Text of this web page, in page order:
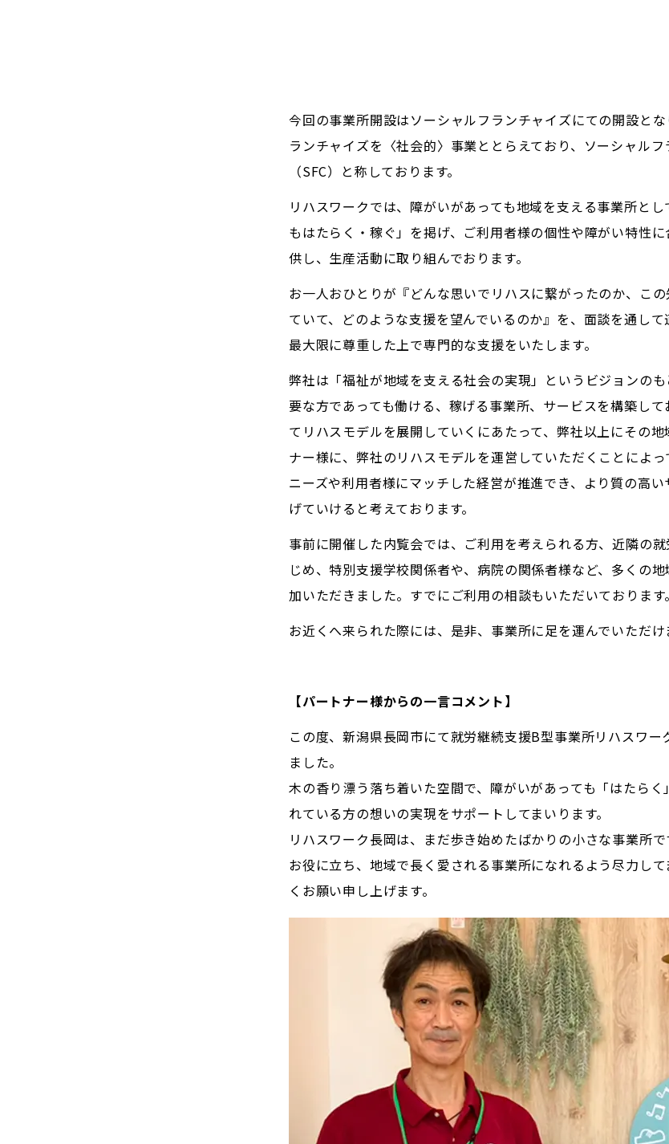
今回の事業所開設はソーシャルフランチャイズにての開設と
ランチャイズを〈社会的〉事業ととらえており、ソーシャルフ
（SFC）と称しております。
リハスワークでは、障がいがあっても地域を支える事業所と
もはたらく・稼ぐ」を掲げ、ご利用者様の個性や障がい特性
供し、生産活動に取り組んでおります。
お一人おひとりが『どんな思いでリハスに繋がったのか、こ
ていて、どのような支援を望んでいるのか』を、面談を通し
最大限に尊重した上で専門的な支援をいたします。
弊社は「福祉が地域を支える社会の実現」というビジョンの
要な方であっても働ける、稼げる事業所、サービスを構築して
てリハスモデルを展開していくにあたって、弊社以上にその
ナー様に、弊社のリハスモデルを運営していただくことによ
ニーズや利用者様にマッチした経営が推進でき、より質の高
げていけると考えております。
事前に開催した内覧会では、ご利用を考えられる方、近隣の
じめ、特別支援学校関係者や、病院の関係者様など、多くの
加いただきました。すでにご利用の相談もいただいております。
お近くへ来られた際には、是非、事業所に足を運んでいただけ
【パートナー様からの一言コメント】
この度、新潟県長岡市にて就労継続支援B型事業所リハスワー
ました。
木の香り漂う落ち着いた空間で、障がいがあっても「はたらく
れている方の想いの実現をサポートしてまいります。
リハスワーク長岡は、まだ歩き始めたばかりの小さな事業所
お役に立ち、地域で長く愛される事業所になれるよう尽力して
くお願い申し上げます。